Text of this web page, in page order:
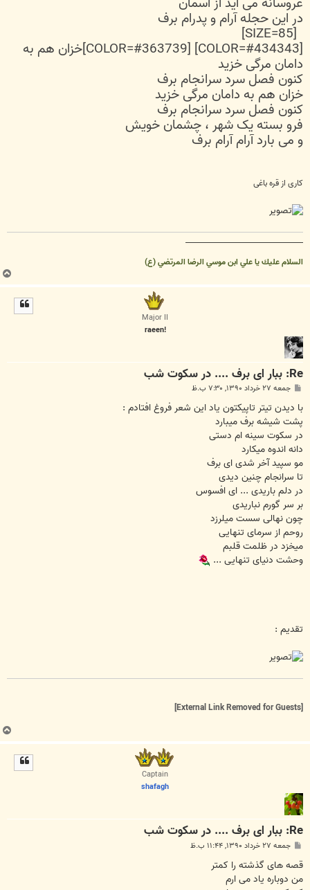
در این حجله آرام و پدرام برف
[SIZE=85]
[COLOR=#434343] [COLOR=#363739]خزان هم به
دامان مرگی خزید
کنون فصل سرد سرانجام برف
خزان هم به دامان مرگی خزید
کنون فصل سرد سرانجام برف
فرو بسته یک شهر ، چشمان خویش
و می بارد آرام آرام برف
کاری از قره باغی
__________________________________
السلام عليك يا علي ابن موسي الرضا المرتضي (ع)
Major II
!raeen
Re: ببار ای برف .... در سکوت شب
ت
جمعه ۲۷ خرداد ۱۳۹۰, ۷:۳۰ ب.ظ
با دیدن تیتر تاپیکتون یاد این شعر فروغ افتادم :
پشت شیشه برف میبارد
در سكوت سینه ام دستی
دانه اندوه میكارد
مو سپید آخر شدی ای برف
تا سرانجام چنین دیدی
در دلم باریدی ... ای افسوس
بر سر گورم نباریدی
چون نهالی سست میلرزد
روحم از سرمای تنهایی
میخزد در ظلمت قلبم
وحشت دنیای تنهایی ...
تقدیم :
[External Link Removed for Guests]
Captain
shafagh
Re: ببار ای برف .... در سکوت شب
ت
جمعه ۲۷ خرداد ۱۳۹۰, ۱۱:۴۴ ب.ظ
قصه های گذشته را کمتر
من دوباره یاد می ارم